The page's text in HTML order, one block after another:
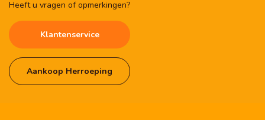
Heeft u vragen of opmerkingen?
Klantenservice
Aankoop Herroeping